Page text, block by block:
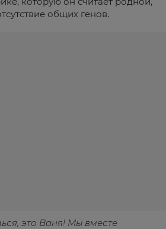
общих генов.
это Ваня! Мы вместе